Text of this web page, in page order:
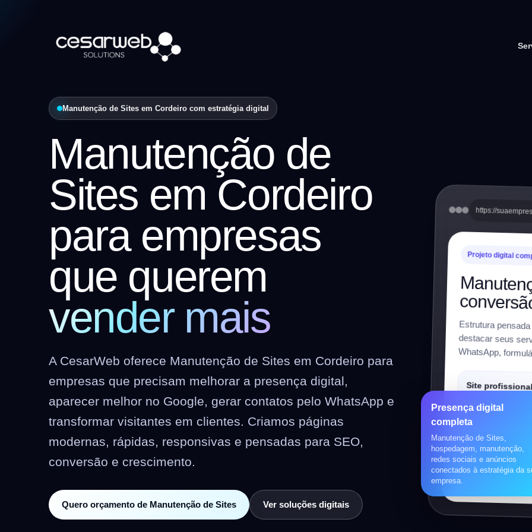
Manutenção de Sites em Cordeiro com estratégia digital
Manutenção de
Sites em Cordeiro
para empresas
que querem
vender mais
A CesarWeb oferece Manutenção de Sites em Cordeiro para
empresas que precisam melhorar a presença digital,
aparecer melhor no Google, gerar contatos pelo WhatsApp e
transformar visitantes em clientes. Criamos páginas
modernas, rápidas, responsivas e pensadas para SEO,
conversão e crescimento.
Quero orçamento de Manutenção de Sites Ver soluções digitais
https://
Projeto digital
Estrutura
destacar seus
WhatsApp,
Site profissional
Institucional,
preparado para SEO.
Loja virtual
WooCommerce,
pagamentos, frete e
Presença digital
completa
Manutenção de Sites,
hospedagem, manutenção,
redes sociais e anúncios
conectados à estratégia da
empresa.